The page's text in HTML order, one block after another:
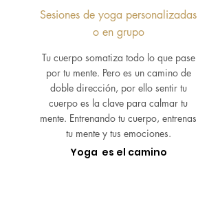
Sesiones de yoga personalizadas
o en grupo
Tu cuerpo somatiza todo lo que pase
por tu mente. Pero es un camino de
doble dirección, por ello sentir tu
cuerpo es la clave para calmar tu
mente. Entrenando tu cuerpo, entrenas
tu mente y tus emociones.
Yoga es el camino